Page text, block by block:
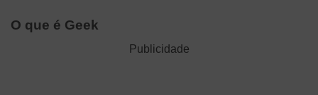
O que é Geek
Publicidade